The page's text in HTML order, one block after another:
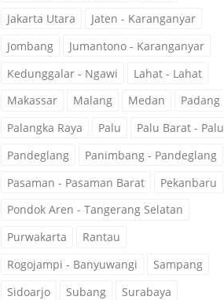
Jakarta Utara
Jaten - Karanganyar
Jombang
Jumantono - Karanganyar
Kedunggalar - Ngawi
Lahat - Lahat
Makassar
Malang Medan
Padang
Palangka Raya
Palu
Palu Barat - Palu
Pandeglang
Panimbang - Pandeglang
Pasaman - Pasaman Barat
Pekanbaru
Pondok Aren - Tangerang Selatan
Purwakarta
Rantau
Rogojampi - Banyuwangi
Sampang
Sidoarjo
Subang
Surabaya